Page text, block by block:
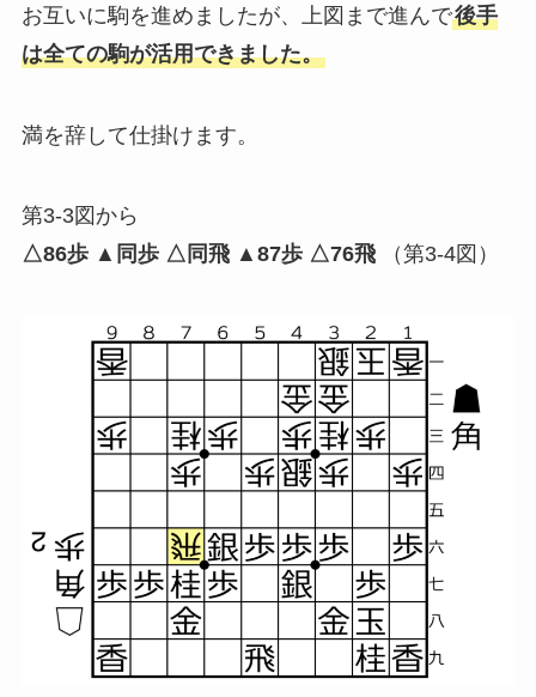
お互いに駒を進めましたが、上図まで進んで後手
は全ての駒が活用できました。
満を辞して仕掛けます。
第3-3図から
△86歩 ▲同歩 △同飛 ▲87歩 △76飛
（第3-4図）